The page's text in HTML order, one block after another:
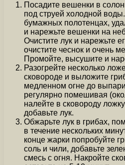
Посадите вешенки в
под струей холодной
бумажных полотенцах,
и нарежьте вешенки на
Очистите лук и нарежьте
очистите чеснок и очень
Промойте, высушите и
Разогрейте несколько
сковороде и выложите
медленном огне до
регулярно помешивая
налейте в сковороду
добавьте лук.
Обжарьте лук в грибах,
в течение нескольких
конце жарки попробуйте
соль и чили, добавьте
смесь с огня. Накройте